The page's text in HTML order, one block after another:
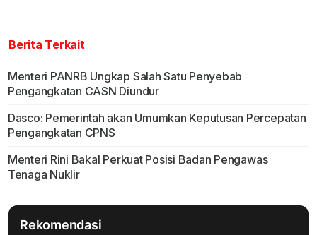
Berita Terkait
Menteri PANRB Ungkap Salah Satu Penyebab
Pengangkatan CASN Diundur
Dasco: Pemerintah akan Umumkan Keputusan Percepatan
Pengangkatan CPNS
Menteri Rini Bakal Perkuat Posisi Badan Pengawas
Tenaga Nuklir
Rekomendasi